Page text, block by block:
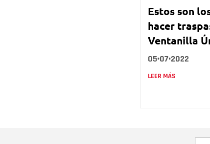
Estos son
hacer
Ventanilla
05•07•2022
LEER MÁS